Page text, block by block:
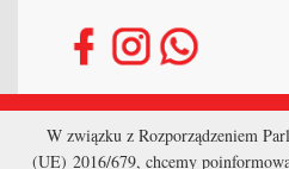
Strona
W związku z Rozporządzeniem
(UE) 2016/679, chcemy